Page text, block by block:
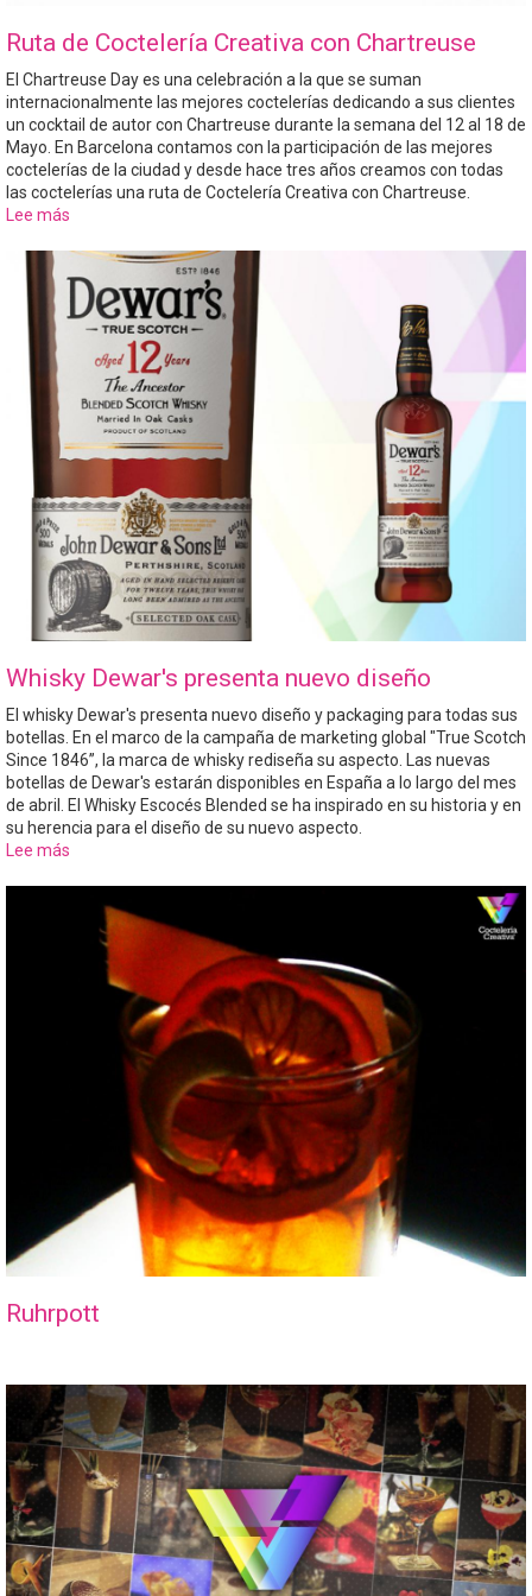
Ruta de Coctelería Creativa con Chartreuse
El Chartreuse Day es una celebración a la que se suman
internacionalmente las mejores coctelerías dedicando a sus clientes
un cocktail de autor con Chartreuse durante la semana del 12 al 18 de
Mayo. En Barcelona contamos con la participación de las mejores
coctelerías de la ciudad y desde hace tres años creamos con todas
las coctelerías una ruta de Coctelería Creativa con Chartreuse.
Lee más
de
Coctelería
Creativa
con
Chartreuse
Whisky Dewar's presenta nuevo diseño
El whisky Dewar's presenta nuevo diseño y packaging para todas sus
botellas. En el marco de la campaña de marketing global "True Scotch
Since 1846”, la marca de whisky rediseña su aspecto. Las nuevas
botellas de Dewar's estarán disponibles en España a lo largo del mes
de abril. El Whisky Escocés Blended se ha inspirado en su historia y en
su herencia para el diseño de su nuevo aspecto.
Lee más
presenta
nuevo
diseño
Ruhrpott